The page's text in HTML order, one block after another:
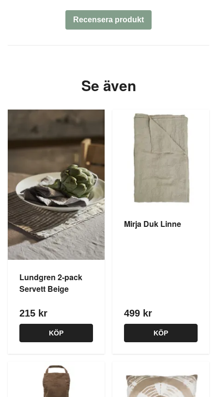
Recensera produkt
Se även
Lundgren 2-pack
Servett Beige
215 kr
KÖP
Mirja Duk Linne
499 kr
KÖP